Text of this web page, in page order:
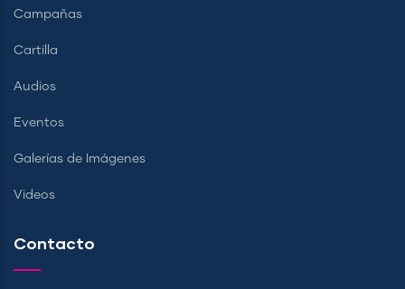
Campañas
Cartilla
Audios
Eventos
Galerías de Imágenes
Videos
Contacto